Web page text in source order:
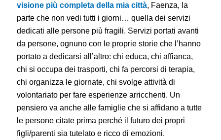
visione più completa della mia città, Faenza, la
parte che non vedi tutti i giorni… quella dei servizi
dedicati alle persone più fragili. Servizi portati avanti
da persone, ognuno con le proprie storie che l’hanno
portato a dedicarsi all’altro: chi educa, chi affianca,
chi si occupa dei trasporti, chi fa percorsi di terapia,
chi organizza le giornate, chi svolge attività di
volontariato per fare esperienze arricchenti. Un
pensiero va anche alle famiglie che si affidano a tutte
le persone citate prima perché il futuro dei propri
figli/parenti sia tutelato e ricco di emozioni.